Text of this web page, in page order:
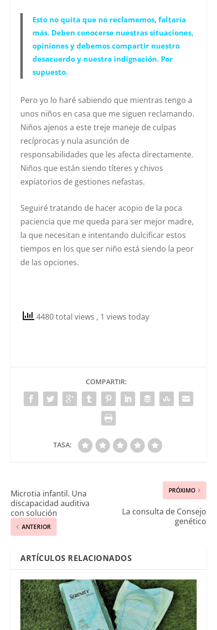
Esto no quita que no reclamemos, faltaría
más. Deben conocerse nuestras situaciones,
opiniones y debemos compartir nuestro
desacuerdo y nuestra indignación. Por
supuesto.
Pero yo lo haré sabiendo que mientras tengo a
unos niños en casa que me siguen reclamando.
Niños ajenos a este treje maneje de culpas
recíprocas y nula asunción de
responsabilidades que les afecta directamente.
Niños que están siendo títeres y chivos
expiatorios de gestiones nefastas.
Seguiré tratando de hacer acopio de la poca
paciencia que me queda para ser mejor madre,
la que necesitan e intentando dulcificar estos
tiempos en los que ser niño está siendo la peor
de las opciones.
4480 total views , 1 views today
COMPARTIR:
TASA:
Microtia infantil. Una
discapacidad auditiva
con solución
ANTERIOR
PRÓXIMO
La consulta de Consejo
genético
ARTÍCULOS RELACIONADOS